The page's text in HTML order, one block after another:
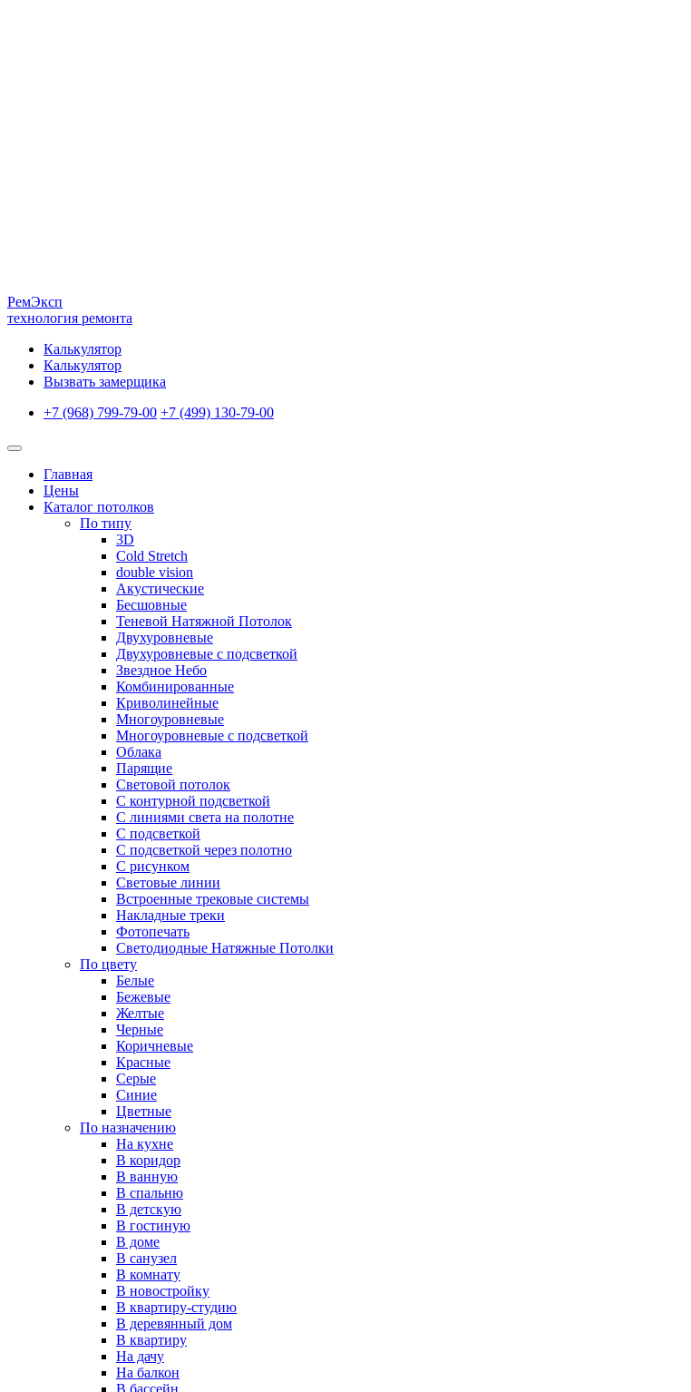
РемЭксп
технология ремонта
Калькулятор
Калькулятор
Вызвать замерщика
+7 (968) 799-79-00 +7 (499) 130-79-00
Главная
Цены
Каталог потолков
По типу
3D
Cold Stretch
double vision
Акустические
Бесшовные
Теневой Натяжной Потолок
Двухуровневые
Двухуровневые с подсветкой
Звездное Небо
Комбинированные
Криволинейные
Многоуровневые
Многоуровневые с подсветкой
Облака
Парящие
Световой потолок
С контурной подсветкой
С линиями света на полотне
С подсветкой
С подсветкой через полотно
С рисунком
Световые линии
Встроенные трековые системы
Накладные треки
Фотопечать
Светодиодные Натяжные Потолки
По цвету
Белые
Бежевые
Желтые
Черные
Коричневые
Красные
Серые
Синие
Цветные
По назначению
На кухне
В коридор
В ванную
В спальню
В детскую
В гостиную
В доме
В санузел
В комнату
В новостройку
В квартиру-студию
В деревянный дом
В квартиру
На дачу
На балкон
В бассейн